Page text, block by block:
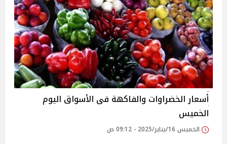
أسعار الخضراوات والفاكهة فى الأسواق‎‎ اليوم
الخميس
الخميس 16/يناير/2025 - 09:12 ص